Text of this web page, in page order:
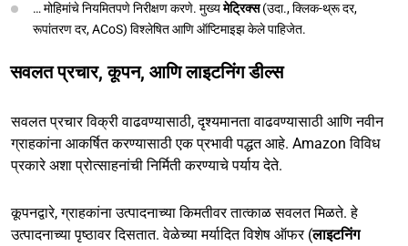
… मोहिमांचे नियमितपणे निरीक्षण करणे. मुख्यमेट्रिक्स(उदा., क्लिक-थ्रू दर,
रूपांतरण दर, ACoS) विश्लेषित आणि ऑप्टिमाइझ केले पाहिजेत.
सवलत प्रचार, कूपन, आणि लाइटनिंग डील्स
सवलत प्रचार विक्री वाढवण्यासाठी, दृश्यमानता वाढवण्यासाठी आणि नवीन
ग्राहकांना आकर्षित करण्यासाठी एक प्रभावी पद्धत आहे. Amazon विविध
प्रकारे अशा प्रोत्साहनांची निर्मिती करण्याचे पर्याय देते.
कूपनद्वारे, ग्राहकांना उत्पादनाच्या किमतीवर तात्काळ सवलत मिळते. हे
उत्पादनाच्या पृष्ठावर दिसतात. वेळेच्या मर्यादित विशेष ऑफर (लाइटनिंग